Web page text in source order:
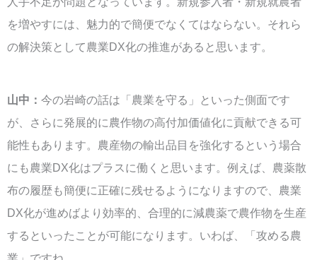
を増やすには、魅力的で簡便でなくてはならない。それら
の解決策として農業DX化の推進があると思います。
山中： 今の岩崎の話は「農業を守る」といった側面です
が、さらに発展的に農作物の高付加価値化に貢献できる可
能性もあります。農産物の輸出品目を強化するという場合
にも農業DX化はプラスに働くと思います。例えば、農薬散
布の履歴も簡便に正確に残せるようになりますので、農業
DX化が進めばより効率的、合理的に減農薬で農作物を生産
するといったことが可能になります。いわば、「攻める農